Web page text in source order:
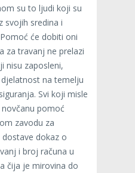
su to ljudi koji su
svojih sredina i
će dobiti oni
za travanj ne prelazi
nisu zaposleni,
na temelju
Svi koji misle
pomoć
zavodu za
dokaz o
i broj računa u
čija je mirovina do